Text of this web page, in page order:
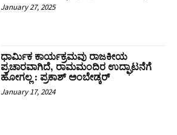
January 27, 2025
ಧಾರ್ಮಿಕ ಕಾರ್ಯಕ್ರಮವು ರಾಜಕೀಯ
ಪ್ರಚಾರವಾಗಿದೆ, ರಾಮಮಂದಿರ ಉದ್ಘಾಟನೆಗೆ
ಹೋಗಲ್ಲ : ಪ್ರಕಾಶ್ ಅಂಬೇಡ್ಕರ್
January 17, 2024